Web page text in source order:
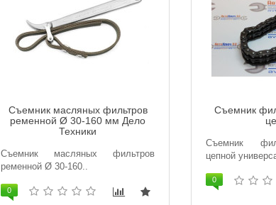
Съемник масляных фильтров
ременной Ø 30-160 мм Дело
Техники
Съемник масляных фильтров
ременной Ø 30-160..
0
Съемник
Съемник
цепной
0